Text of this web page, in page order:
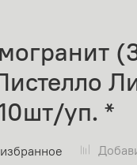
уп. *